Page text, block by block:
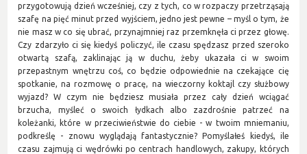
przygotowują dzień wcześniej, czy z tych, co w rozpaczy przetrząsają
szafę na pięć minut przed wyjściem, jedno jest pewne – myśl o tym, że
nie masz w co się ubrać, przynajmniej raz przemknęła ci przez głowę.
Czy zdarzyło ci się kiedyś policzyć, ile czasu spędzasz przed szeroko
otwartą szafą, zaklinając ją w duchu, żeby ukazała ci w swoim
przepastnym wnętrzu coś, co będzie odpowiednie na czekające cię
spotkanie, na rozmowę o pracę, na wieczorny koktajl czy służbowy
wyjazd? W czym nie będziesz musiała przez cały dzień wciągać
brzucha, myśleć o swoich łydkach albo zazdrośnie patrzeć na
koleżanki, które w przeciwieństwie do ciebie - w twoim mniemaniu,
podkreślę - znowu wyglądają fantastycznie? Pomyślałeś kiedyś, ile
czasu zajmują ci wędrówki po centrach handlowych, zakupy, których